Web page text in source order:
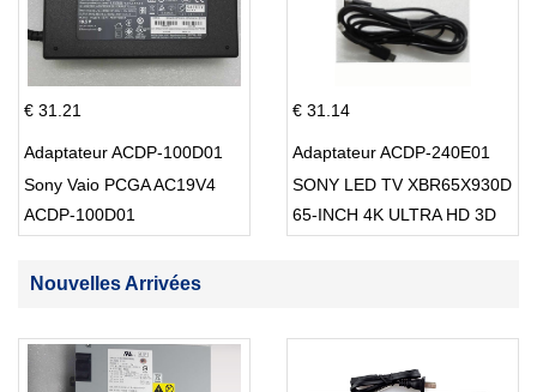
€ 31.21
Adaptateur ACDP-100D01
Sony Vaio PCGA AC19V4
ACDP-100D01
€ 31.14
Adaptateur ACDP-240E01
SONY LED TV XBR65X930D
65-INCH 4K ULTRA HD 3D
Nouvelles Arrivées